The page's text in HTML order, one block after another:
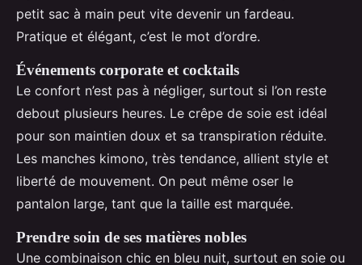
petit sac à main peut vite devenir un fardeau.
Pratique et élégant, c’est le mot d’ordre.
Événements corporate et cocktails
Le confort n’est pas à négliger, surtout si l’on reste
debout plusieurs heures. Le crêpe de soie est idéal
pour son maintien doux et sa transpiration réduite.
Les manches kimono, très tendance, allient style et
liberté de mouvement. On peut même oser le
pantalon large, tant que la taille est marquée.
Prendre soin de ses matières nobles
Une combinaison chic en bleu nuit, surtout en soie ou